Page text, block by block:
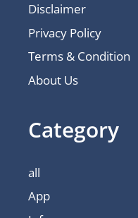
Disclaimer
Privacy Policy
Terms & Condition
About Us
Category
all
App